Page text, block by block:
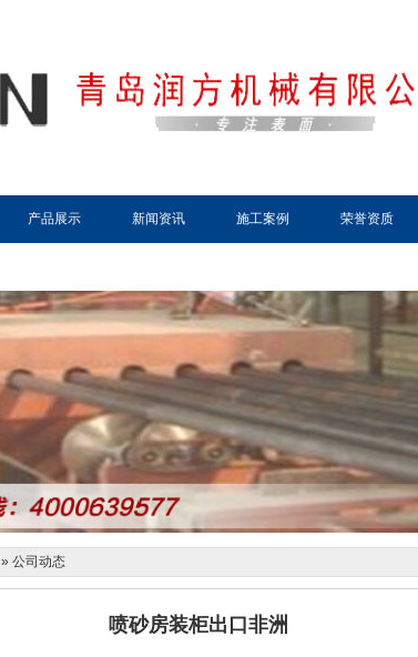
产品展示 新闻资讯 施工案例 荣誉资质
» 公司动态
喷砂房装柜出口非洲